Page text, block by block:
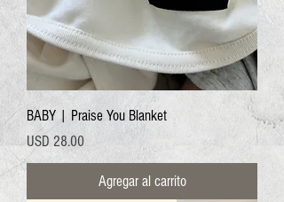
BABY | Praise You Blanket
Precio
USD 28.00
Agregar al carrito